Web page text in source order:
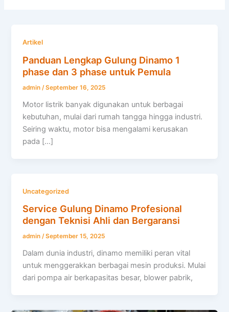
Artikel
Panduan Lengkap Gulung Dinamo 1
phase dan 3 phase untuk Pemula
admin/September 16, 2025
Motor listrik banyak digunakan untuk berbagai
kebutuhan, mulai dari rumah tangga hingga industri.
Seiring waktu, motor bisa mengalami kerusakan
pada […]
Uncategorized
Service Gulung Dinamo Profesional
dengan Teknisi Ahli dan Bergaransi
admin/September 15, 2025
Dalam dunia industri, dinamo memiliki peran vital
untuk menggerakkan berbagai mesin produksi. Mulai
dari pompa air berkapasitas besar, blower pabrik,